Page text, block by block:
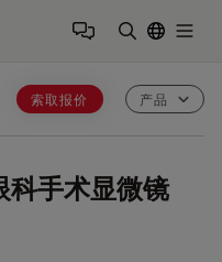
索取报价 产品
科手术显微镜